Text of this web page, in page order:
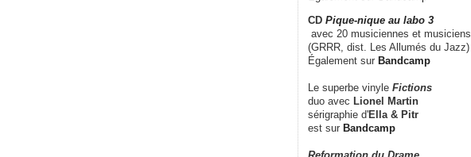
CD Pique-nique au labo 3
avec 20 musiciennes et musiciens
(GRRR, dist. Les Allumés du Jazz)
Également sur Bandcamp
Le superbe vinyle Fictions
duo avec Lionel Martin
sérigraphie d'Ella & Pitr
est sur Bandcamp